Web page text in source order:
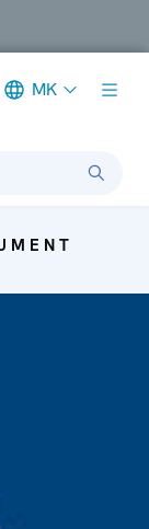
MK